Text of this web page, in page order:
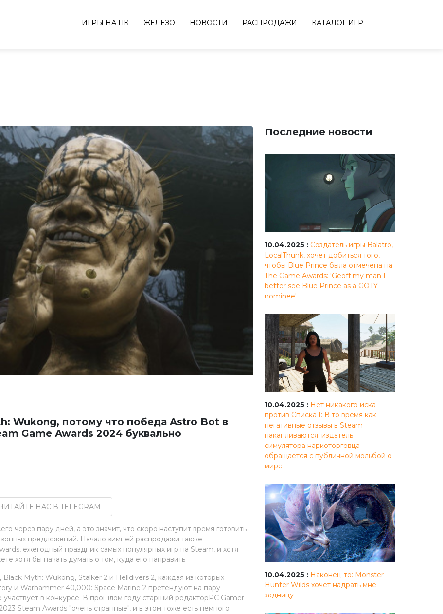
ИГРЫ НА ПК ЖЕЛЕЗО НОВОСТИ РАСПРОДАЖИ КАТАЛОГ ИГР
Wukong, потому что победа Astro Bot в
Game Awards 2024 буквально
НАС В TELEGRAM
через пару дней, а это значит, что скоро наступит время готовить
предложений. Начало зимней распродажи также
ежегодный праздник самых популярных игр на Steam, и хотя
хотя бы начать думать о том, куда его направить.
Black Myth: Wukong, Stalker 2 и Helldivers 2, каждая из которых
и Warhammer 40,000: Space Marine 2 претендуют на пару
в конкурсе. В прошлом году старший редакторPC Gamer
Steam Awards "очень странные", и в этом тоже есть немного
Последние новости
10.04.2025 : Создатель игры Balatro,
LocalThunk, хочет добиться того,
чтобы Blue Prince была отмечена на
The Game Awards: 'Geoff my man I
better see Blue Prince as a GOTY
nominee'
10.04.2025 : Нет никакого иска
против Списка I: В то время как
негативные отзывы в Steam
накапливаются, издатель
симулятора наркоторговца
обращается с публичной мольбой о
мире
10.04.2025 : Наконец-то: Monster
Hunter Wilds хочет надрать мне
задницу